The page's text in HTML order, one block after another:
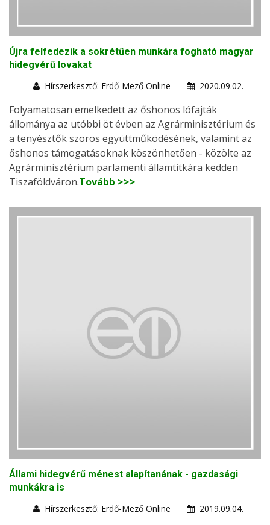
Újra felfedezik a sokrétűen munkára fogható magyar
hidegvérű lovakat
Hírszerkesztő: Erdő-Mező Online
2020.09.02.
Folyamatosan emelkedett az őshonos lófajták
állománya az utóbbi öt évben az Agrárminisztérium és
a tenyésztők szoros együttműködésének, valamint az
őshonos támogatásoknak köszönhetően - közölte az
Agrárminisztérium parlamenti államtitkára kedden
Tiszaföldváron.Tovább >>>
Állami hidegvérű ménest alapítanának - gazdasági
munkákra is
Hírszerkesztő: Erdő-Mező Online
2019.09.04.